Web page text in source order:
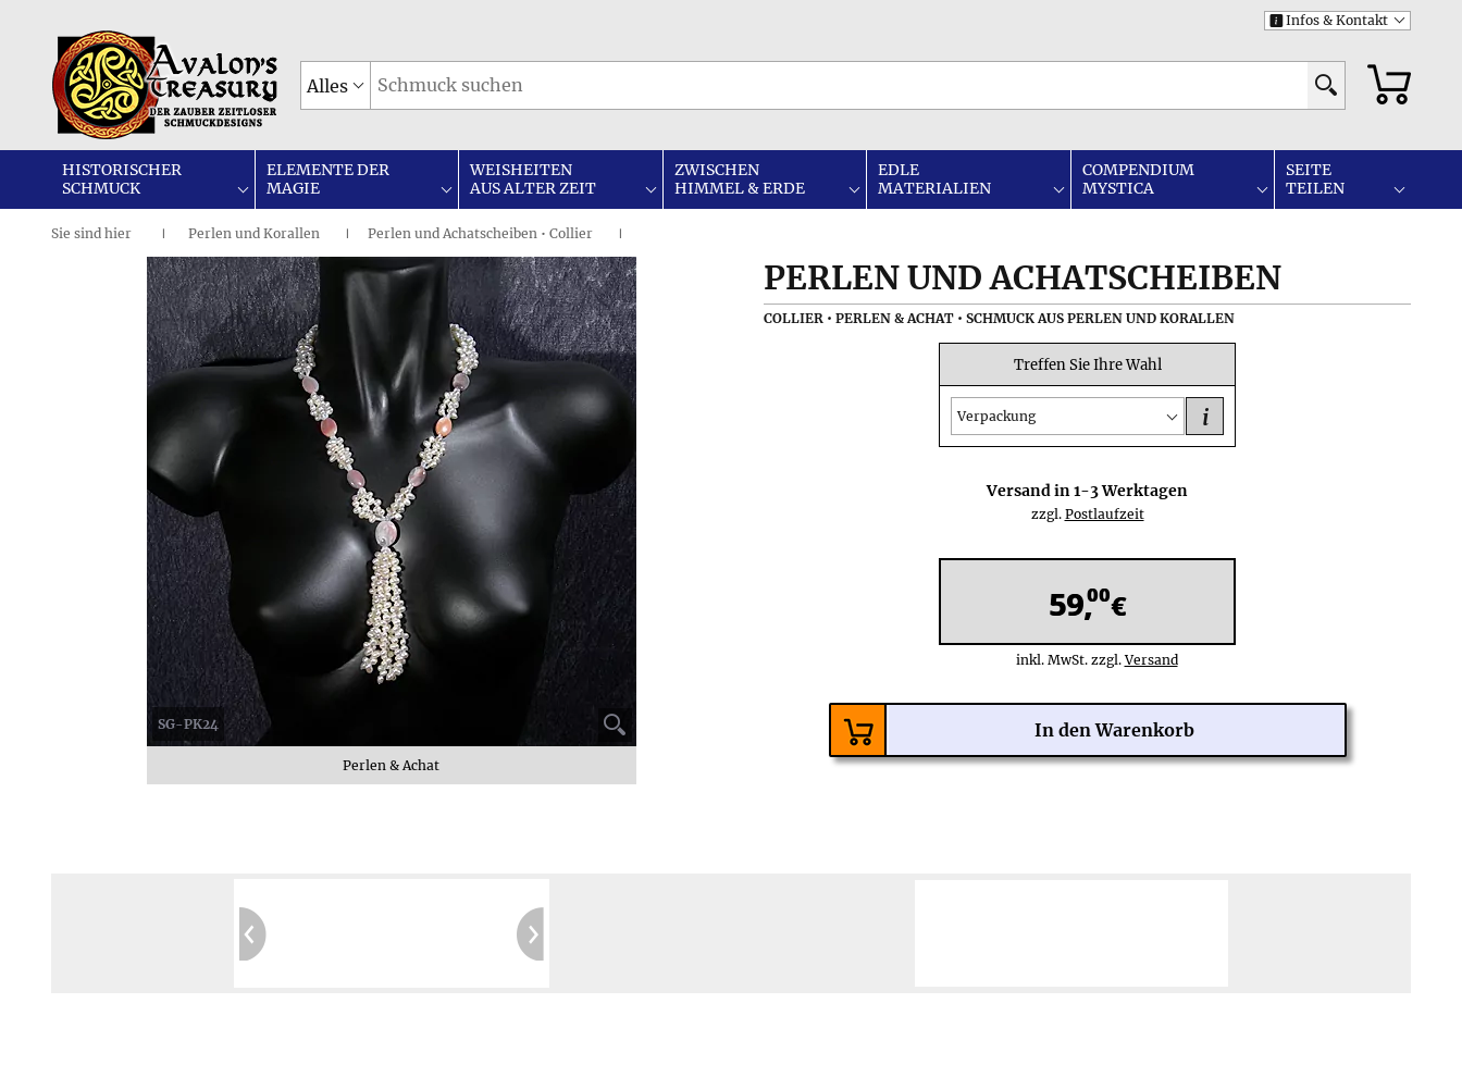
i Infos & Kontakt
Alles
HISTORISCHER
SCHMUCK
ELEMENTE DER
MAGIE
WEISHEITEN
AUS ALTER ZEIT
ZWISCHEN
HIMMEL & ERDE
EDLE
MATERIALIEN
COMPENDIUM
MYSTICA
SEITE
TEILEN
Sie sind hier | Perlen und Korallen I Perlen und Achatscheiben • Collier I
SG-PK24
Perlen & Achat
PERLEN UND ACHATSCHEIBEN
COLLIER • PERLEN & ACHAT • SCHMUCK AUS PERLEN UND KORALLEN
Treffen Sie Ihre Wahl
Verpackung i
Versand in1-3Werktagen
zzgl. Postlaufzeit
59,00€
inkl. MwSt. zzgl.Versand